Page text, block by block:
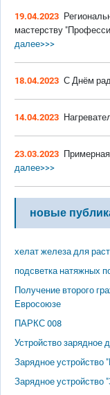
19.04.2023
мастерству
далее>>>
18.04.2023 С Днём
14.04.2023
23.03.2023
далее>>>
новые
хелат железа для
подсветка натяжных
Получение второго
Евросоюзе
ПАРКС 008
Устройство зарядное
Зарядное устройство
Зарядное устройство